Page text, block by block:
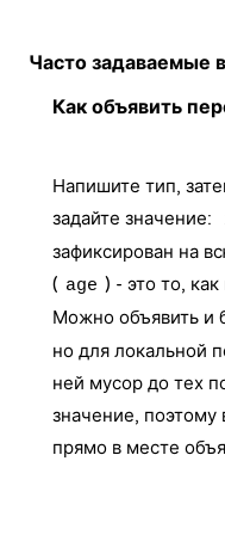
Часто задаваемые
Как объявить
Напишите тип,
задайте значение:
зафиксирован на
( age ) - это то,
Можно объявить и
но для локальной
ней мусор до тех
значение, поэтому
прямо в месте